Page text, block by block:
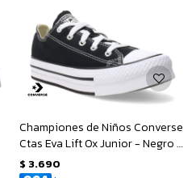
Championes de Niños Converse
Ctas Eva Lift Ox Junior - Negro -
Blanco
$ 3.690